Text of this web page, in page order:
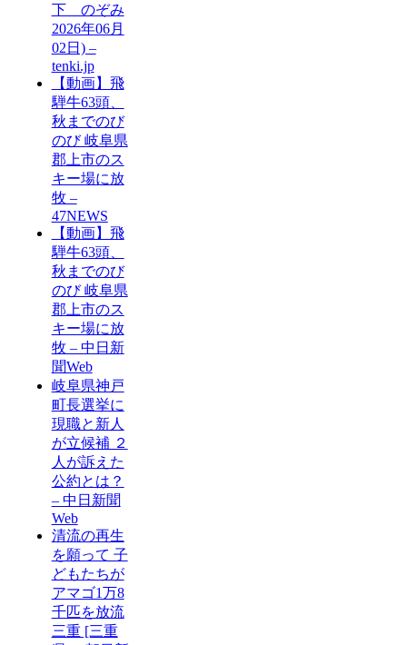
下 のぞみ
2026年06月
02日) –
tenki.jp
【動画】飛
騨牛63頭、
秋までのび
のび 岐阜県
郡上市のス
キー場に放
牧 –
47NEWS
【動画】飛
騨牛63頭、
秋までのび
のび 岐阜県
郡上市のス
キー場に放
牧 – 中日新
聞Web
岐阜県神戸
町長選挙に
現職と新人
が立候補 ２
人が訴えた
公約とは？
– 中日新聞
Web
清流の再生
を願って 子
どもたちが
アマゴ1万8
千匹を放流
三重 [三重